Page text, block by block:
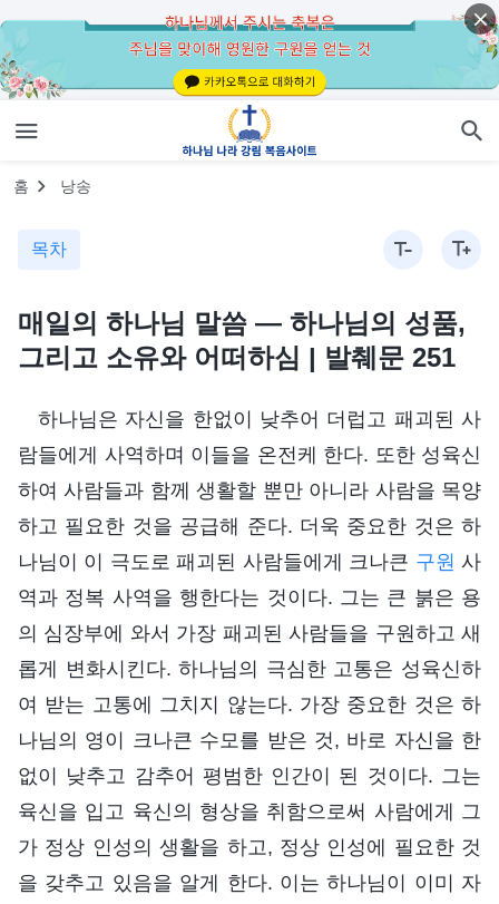
홈 낭송
목차
매일의 하나님 말씀 ― 하나님의 성품,
그리고 소유와 어떠하심 | 발췌문 251
하나님은 자신을 한없이 낮추어 더럽고 패괴된 사
람들에게 사역하며 이들을 온전케 한다. 또한 성육신
하여 사람들과 함께 생활할 뿐만 아니라 사람을 목양
하고 필요한 것을 공급해 준다. 더욱 중요한 것은 하
나님이 이 극도로 패괴된 사람들에게 크나큰 구원 사
역과 정복 사역을 행한다는 것이다. 그는 큰 붉은 용
의 심장부에 와서 가장 패괴된 사람들을 구원하고 새
롭게 변화시킨다. 하나님의 극심한 고통은 성육신하
여 받는 고통에 그치지 않는다. 가장 중요한 것은 하
나님의 영이 크나큰 수모를 받은 것, 바로 자신을 한
없이 낮추고 감추어 평범한 인간이 된 것이다. 그는
육신을 입고 육신의 형상을 취함으로써 사람에게 그
가 정상 인성의 생활을 하고, 정상 인성에 필요한 것
을 갖추고 있음을 알게 한다. 이는 하나님이 이미 자